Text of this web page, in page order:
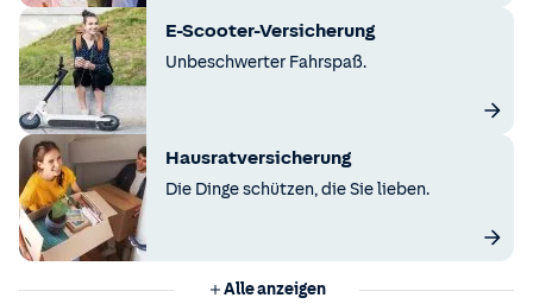
E-Scooter-Versicherung
Unbeschwerter Fahrspaß.
Hausratversicherung
Die Dinge schützen, die Sie lieben.
Alle anzeigen